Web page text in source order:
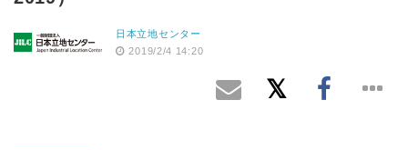
日本立地センター
2019/2/4 14:20